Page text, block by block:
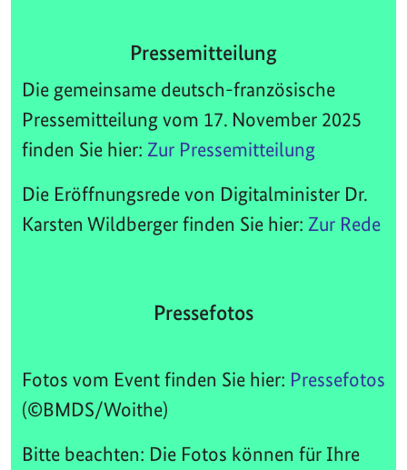
Pressemitteilung
Die gemeinsame deutsch-französische
Pressemitteilung vom 17. November 2025
finden Sie hier: Zur Pressemitteilung
Die Eröffnungsrede von Digitalminister Dr.
Karsten Wildberger finden Sie hier: Zur Rede
Pressefotos
Fotos vom Event finden Sie hier: Pressefotos
(©BMDS/Woithe)
Bitte beachten: Die Fotos können für Ihre